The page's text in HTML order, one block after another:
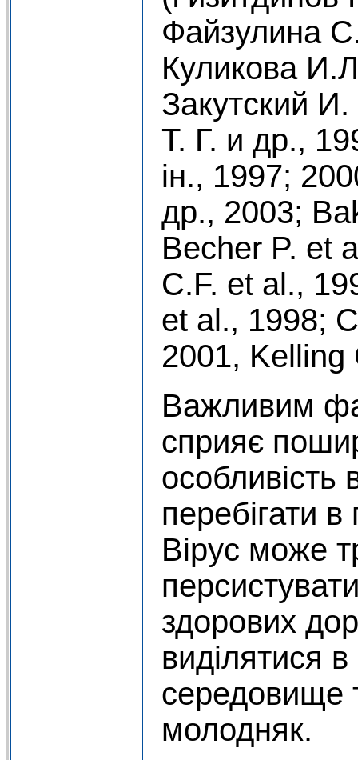
Файзулина
Куликова
Закутский
Т. Г. и др.,
ін., 1997;
др., 2003;
Becher P. et
C.F. et al.,
et al., 1998;
2001, Kelling
Важливим
сприяє
особливість
перебігати
Вірус може
здорових
виділятися
середовище
молодняк.